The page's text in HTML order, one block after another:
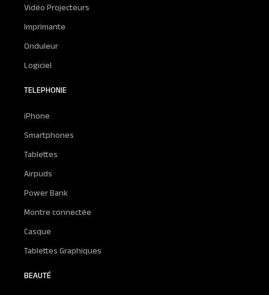
Vidéo Projecteurs
Imprimante
Onduleur
Logiciel
TELEPHONIE
iPhone
Smartphones
Tablettes
Airpuds
Power Bank
Montre connectée
Casque
Tablettes Graphiques
BEAUTÉ